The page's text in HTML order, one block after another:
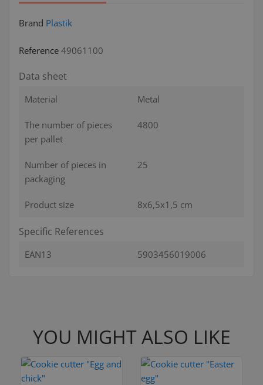
Brand Plastik
Reference 49061100
Data sheet
Material Metal
The number of pieces
per pallet
4800
Number of pieces in
packaging
25
Product size 8x6,5x1,5 cm
Specific References
EAN13 5903456019006
YOU MIGHT ALSO LIKE